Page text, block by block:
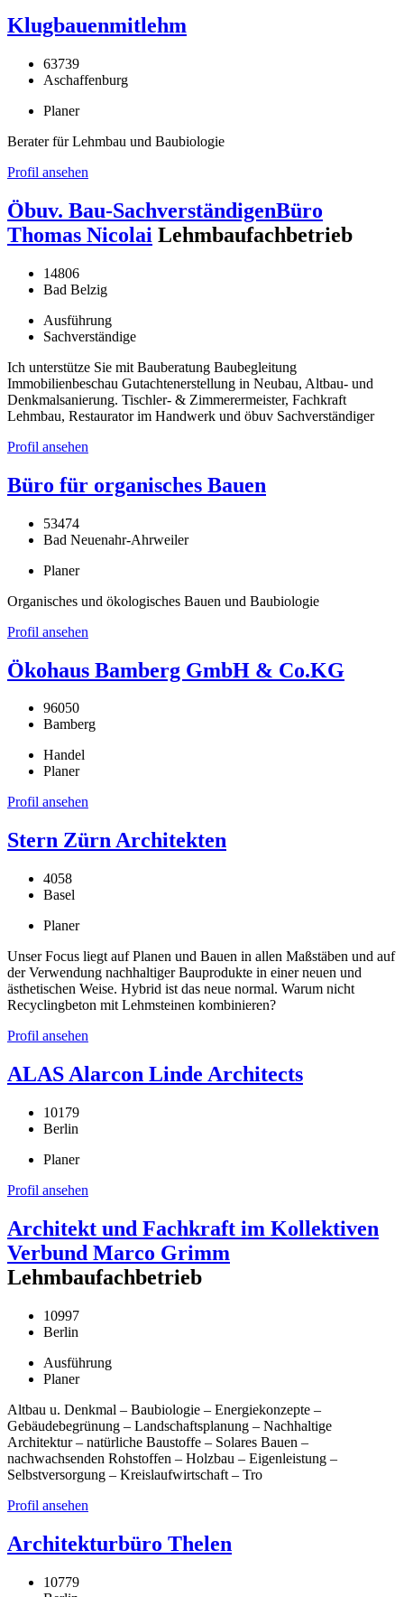
Klugbauenmitlehm
63739
Aschaffenburg
Planer
Berater für Lehmbau und Baubiologie
Profil ansehen
Öbuv. Bau-SachverständigenBüro
Thomas Nicolai Lehmbaufachbetrieb
14806
Bad Belzig
Ausführung
Sachverständige
Ich unterstütze Sie mit Bauberatung Baubegleitung
Immobilienbeschau Gutachtenerstellung in Neubau, Altbau- und
Denkmalsanierung. Tischler- & Zimmerermeister, Fachkraft
Lehmbau, Restaurator im Handwerk und öbuv Sachverständiger
Profil ansehen
Büro für organisches Bauen
53474
Bad Neuenahr-Ahrweiler
Planer
Organisches und ökologisches Bauen und Baubiologie
Profil ansehen
Ökohaus Bamberg GmbH & Co.KG
96050
Bamberg
Handel
Planer
Profil ansehen
Stern Zürn Architekten
4058
Basel
Planer
Unser Focus liegt auf Planen und Bauen in allen Maßstäben und auf
der Verwendung nachhaltiger Bauprodukte in einer neuen und
ästhetischen Weise. Hybrid ist das neue normal. Warum nicht
Recyclingbeton mit Lehmsteinen kombinieren?
Profil ansehen
ALAS Alarcon Linde Architects
10179
Berlin
Planer
Profil ansehen
Architekt und Fachkraft im Kollektiven
Verbund Marco Grimm
Lehmbaufachbetrieb
10997
Berlin
Ausführung
Planer
Altbau u. Denkmal – Baubiologie – Energiekonzepte –
Gebäudebegrünung – Landschaftsplanung – Nachhaltige
Architektur – natürliche Baustoffe – Solares Bauen –
nachwachsenden Rohstoffen – Holzbau – Eigenleistung –
Selbstversorgung – Kreislaufwirtschaft – Tro
Profil ansehen
Architekturbüro Thelen
10779